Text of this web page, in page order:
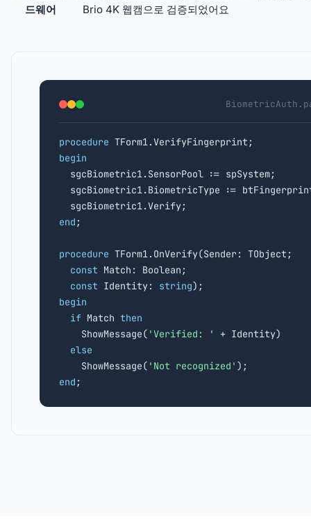
드웨어
Brio 4K 웹캠으로 검증되었어요
procedure
begin
sgcBiometric1.SensorPool := spSystem;
sgcBiometric1.BiometricType :=
end ;
procedure TForm1.OnVerify(Sender: TObject;
const Match: Boolean;
const Identity: string
begin
if Match then
    ShowMessage(
'Verified: '
+ Identity)
else
    ShowMessage(
'Not recognized'
end ;